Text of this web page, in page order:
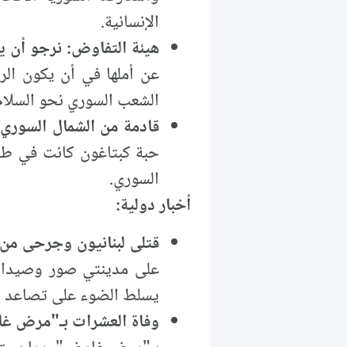
الإنسانية.
هيئة التفاوض: نرجو
عن أملها في أن يكون
الشعب السوري نحو
قادمة من الشمال السوري، تركيا تضبط 380
حبة كبتاغون كانت في
السوري.
أخبار دولية:
قتلى لبنانيون وجرحى
على مدينتي صور وصيدا
يسلط الضوء على تصاعد
وفاة العشرات بـ"مرض